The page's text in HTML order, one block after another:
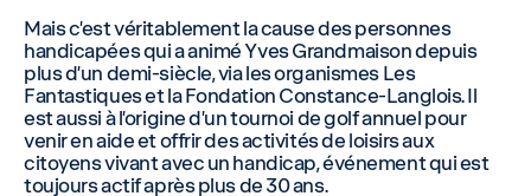
Mais c’est véritablement la cause des personnes
handicapées qui a animé Yves Grandmaison depuis
plus d’un demi-siècle, via les organismes Les
Fantastiques et la Fondation Constance-Langlois. Il
est aussi à l’origine d’un tournoi de golf annuel pour
venir en aide et offrir des activités de loisirs aux
citoyens vivant avec un handicap, événement qui est
toujours actif après plus de 30 ans.